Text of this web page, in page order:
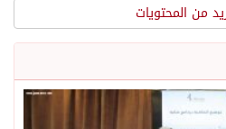
من المحتويات